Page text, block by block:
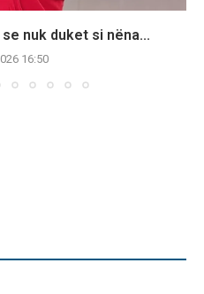
nuk duket si nëna...
16:50